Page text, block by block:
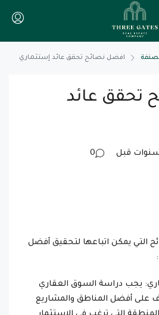
افضل نصائح تحقق عائد إستثماري
تحقق عائد
0
التي يمكن اتباعها لتحقيق أفضل
يجب دراسة السوق العقاري
على أفضل المناطق والمشاريع